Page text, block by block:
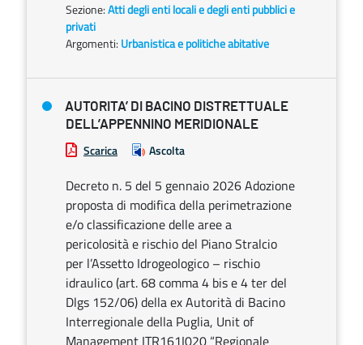
Sezione:Atti degli enti locali e degli enti pubblici e
privati
Argomenti: Urbanistica e politiche abitative
AUTORITA’ DI BACINO DISTRETTUALE
DELL’APPENNINO MERIDIONALE
Scarica Ascolta
Decreto n. 5 del 5 gennaio 2026 Adozione
proposta di modifica della perimetrazione
e/o classificazione delle aree a
pericolosità e rischio del Piano Stralcio
per l’Assetto Idrogeologico – rischio
idraulico (art. 68 comma 4 bis e 4 ter del
Dlgs 152/06) della ex Autorità di Bacino
Interregionale della Puglia, Unit of
Management ITR161I020 “Regionale